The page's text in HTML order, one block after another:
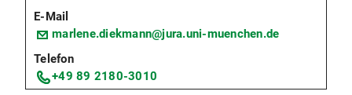
marlene.diekmann@jura.uni-muenchen.de
+49 89 2180-3010